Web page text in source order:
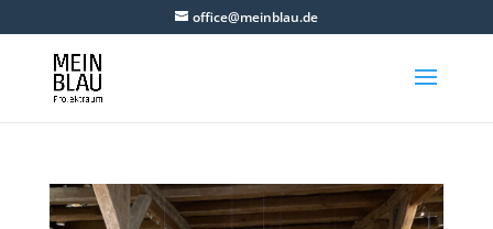
office@meinblau.de